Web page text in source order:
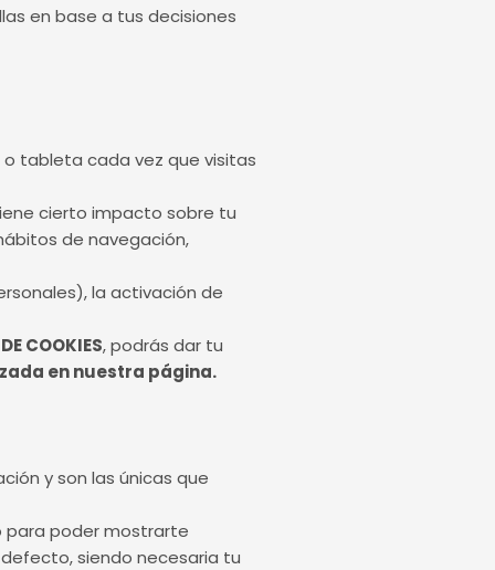
en base a tus decisiones
tableta cada vez que visitas
cierto impacto sobre tu
de navegación,
la activación de
COOKIES, podrás dar tu
en nuestra página.
y son las únicas que
para poder mostrarte
siendo necesaria tu